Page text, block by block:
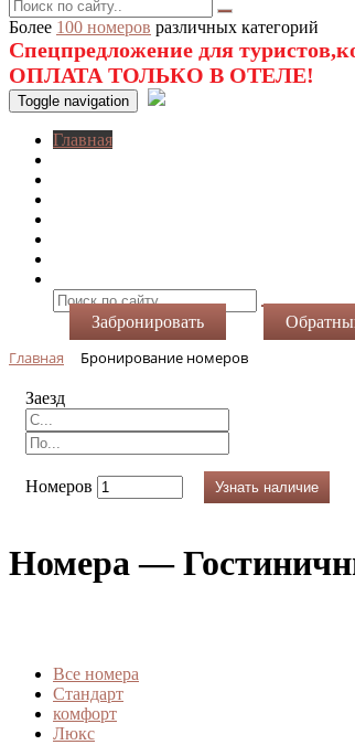
Более 100 номеров различных категорий
Спецпредложение для
ОПЛАТА ТОЛЬКО В ОТЕЛЕ!
Toggle navigation
Главная
Забронировать
Главная Бронирование номеров
Заезд
Номеров Узнать наличие
Номера —
Вcе номера
Стандарт
комфорт
Люкс